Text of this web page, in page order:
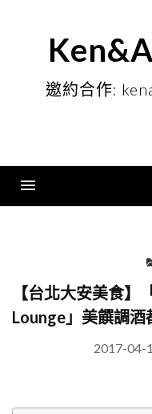
邀約合作:
【台北大安美食
Lounge」美饌調
2017-04-